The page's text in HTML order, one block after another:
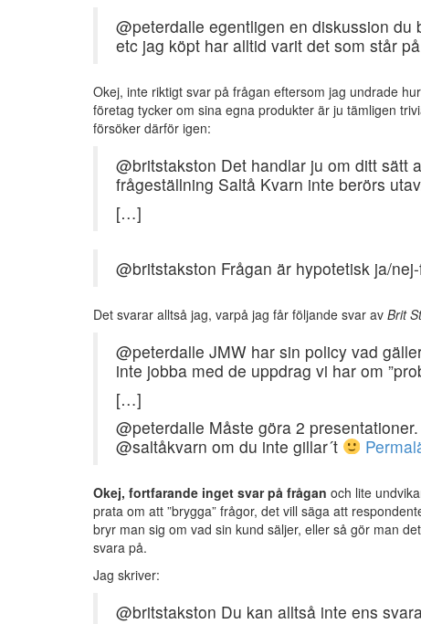
@peterdalle egentligen en diskussion
etc jag köpt har alltid varit det som står
Okej, inte riktigt svar på frågan eftersom jag undrade hur
företag tycker om sina egna produkter är ju tämligen
försöker därför igen:
@britstakston Det handlar ju om ditt sätt
frågeställning Saltå Kvarn inte berörs
[…]
@britstakston Frågan är hypotetisk ja/
Det svarar alltså jag, varpå jag får följande svar av Brit
@peterdalle JMW har sin policy vad
inte jobba med de uppdrag vi har om
[…]
@peterdalle Måste göra 2
@saltåkvarn om du inte gillar´t
Okej, fortfarande inget svar på frågan och lite
prata om att ”brygga” frågor, det vill säga att
bryr man sig om vad sin kund säljer, eller så gör man
svara på.
Jag skriver:
@britstakston Du kan alltså inte ens